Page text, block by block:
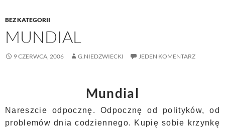
BEZ KATEGORII
MUNDIAL
9 CZERWCA, 2006 G.NIEDZWIECKI JEDEN KOMENTARZ
Mundial
Nareszcie odpocznę. Odpocznę od polityków, od
problemów dnia codziennego. Kupię sobie krzynkę